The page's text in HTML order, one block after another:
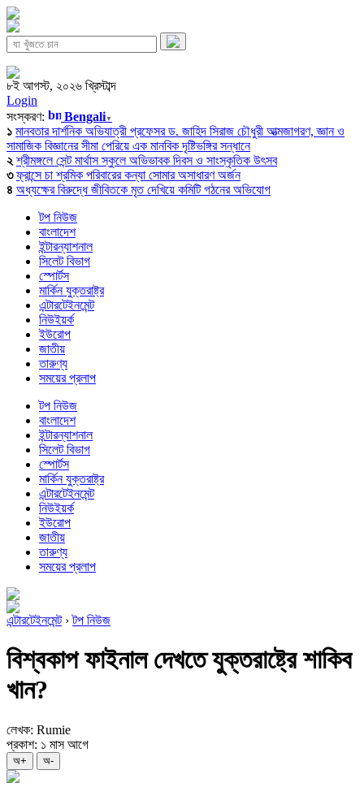
৮ই আগস্ট, ২০২৬ খ্রিস্টাব্দ
Login
সংস্করণ:
Bengali▼
১ মানবতার দার্শনিক অভিযাত্রী প্রফেসর ড. জাহিদ সিরাজ চৌধুরী আত্মজাগরণ, জ্ঞান ও
সামাজিক বিজ্ঞানের সীমা পেরিয়ে এক মানবিক দৃষ্টিভঙ্গির সন্ধানে
২ শ্রীমঙ্গলে সেন্ট মার্থাস স্কুলে অভিভাবক দিবস ও সাংস্কৃতিক উৎসব
৩ ফ্রান্সে চা শ্রমিক পরিবারের কন্যা সোমার অসাধারণ অর্জন
৪ অধ্যক্ষের বিরুদ্ধে জীবিতকে মৃত দেখিয়ে কমিটি গঠনের অভিযোগ
টপ নিউজ
বাংলাদেশ
ইন্টারন্যাশনাল
সিলেট বিভাগ
স্পোর্টস
মার্কিন যুক্তরাষ্ট্র
এন্টারটেইনমেন্ট
নিউইয়র্ক
ইউরোপ
জাতীয়
তারুণ্য
সময়ের প্রলাপ
টপ নিউজ
বাংলাদেশ
ইন্টারন্যাশনাল
সিলেট বিভাগ
স্পোর্টস
মার্কিন যুক্তরাষ্ট্র
এন্টারটেইনমেন্ট
নিউইয়র্ক
ইউরোপ
জাতীয়
তারুণ্য
সময়ের প্রলাপ
এন্টারটেইনমেন্ট›টপ নিউজ
বিশ্বকাপ ফাইনাল দেখতে যুক্তরাষ্ট্রে শাকিব
খান?
লেখক: Rumie
প্রকাশ: ১ মাস আগে
অ+ অ-